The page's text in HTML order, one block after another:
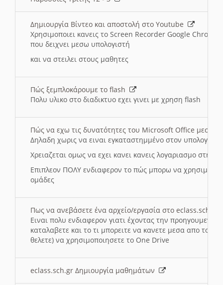
Δημιουργία Βίντεο και αποστολή στο Youtube
Χρησιμοποιει κανεις το Screen Recorder Google Chrome
που δειχνει μεσω υπολογιστή
και να στειλει στους μαθητες
Πώς ξεμπλοκάρουμε το flash
Πολυ υλικο στο διαδικτυο εχει γινει με χρηση flash
Πώς να εχω τις δυνατότητες του Microsoft Office μεσω
Δηλαδη χωρις να ειναι εγκαταστημμένο στον
Χρειαζεται ομως να εχει κανει κανεις λογαριασμο στη
Επιπλεον ΠΟΛΥ ενδιαφερον το πώς μπορω να
ομάδες
Πως να ανεβάσετε ένα αρχείο/εργασία στο eclass.sch.gr
Ειναι πολυ ενδιαφερον γιατι έχοντας την
καταλαβετε και το τι μπορειτε να κανετε μεσα απο το
θελετε) να χρησιμοποιησετε το One Drive
eclass.sch.gr Δημιουργία μαθημάτων